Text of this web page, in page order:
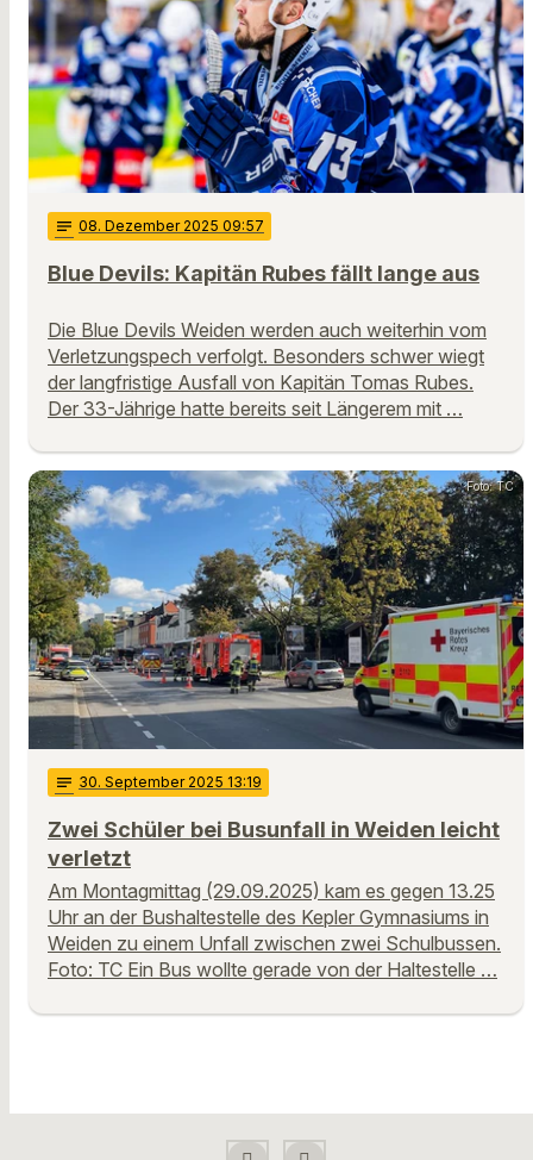
notes 08. Dezember 2025 09:57
Blue Devils: Kapitän Rubes fällt lange aus
Die Blue Devils Weiden werden auch weiterhin vom
Verletzungspech verfolgt. Besonders schwer wiegt
der langfristige Ausfall von Kapitän Tomas Rubes.
Der 33-Jährige hatte bereits seit Längerem mit …
Foto: TC
notes 30. September 2025 13:19
Zwei Schüler bei Busunfall in Weiden leicht
verletzt
Am Montagmittag (29.09.2025) kam es gegen 13.25
Uhr an der Bushaltestelle des Kepler Gymnasiums in
Weiden zu einem Unfall zwischen zwei Schulbussen.
Foto: TC Ein Bus wollte gerade von der Haltestelle …